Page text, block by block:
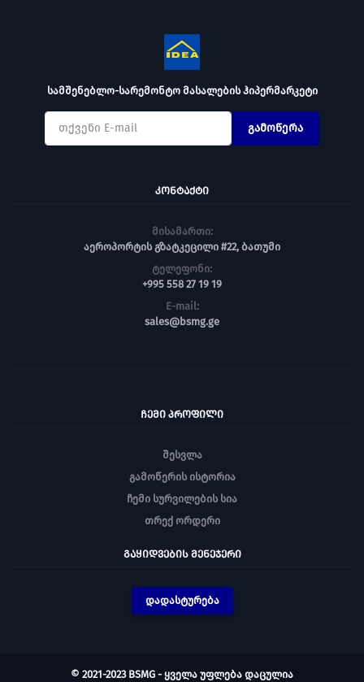
სამშენებლო-სარემონტო მასალების ჰიპერმარკეტი
გამოწერა
ᲙᲝᲜᲢᲐᲥᲢᲘ
მისამართი:
აეროპორტის გზატკეცილი #22, ბათუმი
ტელეფონი:
+995 558 27 19 19
E-mail:
sales@bsmg.ge
ᲩᲔᲛᲘ ᲞᲠᲝᲤᲘᲚᲘ
შესვლა
გამოწერის ისტორია
ჩემი სურვილების სია
თრექ ორდერი
ᲒᲐᲧᲘᲓᲕᲔᲑᲘᲡ ᲛᲔᲜᲔᲯᲔᲠᲘ
დადასტურება
© 2021-2023 BSMG - ყველა უფლება დაცულია